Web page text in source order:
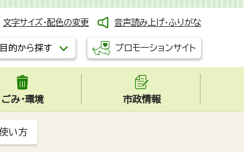
文字サイズ・配色の変更 音声読み上げ・ふりがな
目的から探す プロモーションサイト
ごみ・環境 市政情報
い方